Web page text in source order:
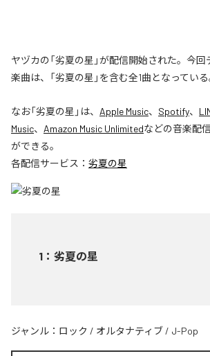
ヤヅカの「劣夏の星」が配信開始された。今
楽曲は、「劣夏の星」を含む全1曲となっている
なお「劣夏の星 」は、 Apple Music、 Spotify、
Music、 Amazon Music Unlimitedなどの音楽配
ができる。
各配信サービス： 劣夏の星
1 ： 劣夏の星
ジャンル： ロック / オルタナティブ / J-Pop